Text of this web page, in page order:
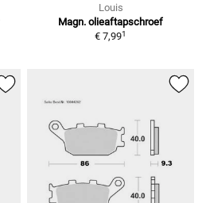
Louis
Magn. olieaftapschroef
€ 7,991